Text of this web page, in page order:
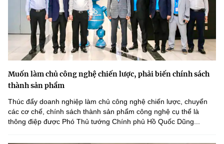
Muốn làm chủ công nghệ chiến lược, phải biến chính sách
thành sản phẩm
Thúc đẩy doanh nghiệp làm chủ công nghệ chiến lược, chuyển
các cơ chế, chính sách thành sản phẩm công nghệ cụ thể là
thông điệp được Phó Thủ tướng Chính phủ Hồ Quốc Dũng...